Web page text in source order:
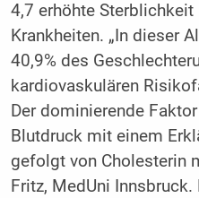
4,7 erhöhte Sterblichkeit
Krankheiten. „In dieser
40,9% des
kardiovaskulären
Der dominierende
Blutdruck mit einem
gefolgt von Cholesterin
Fritz, MedUni